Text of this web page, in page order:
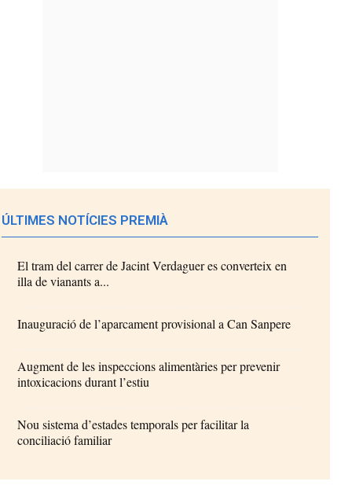
ÚLTIMES NOTÍCIES PREMIÀ
El tram del carrer de Jacint Verdaguer es converteix en
illa de vianants a...
Inauguració de l’aparcament provisional a Can Sanpere
Augment de les inspeccions alimentàries per prevenir
intoxicacions durant l’estiu
Nou sistema d’estades temporals per facilitar la
conciliació familiar